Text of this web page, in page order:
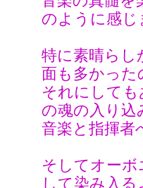
のように感じ
特に素晴らし
面も多かった
それにして
の魂の入り込
音楽と指揮者
そしてオー
して染み入る